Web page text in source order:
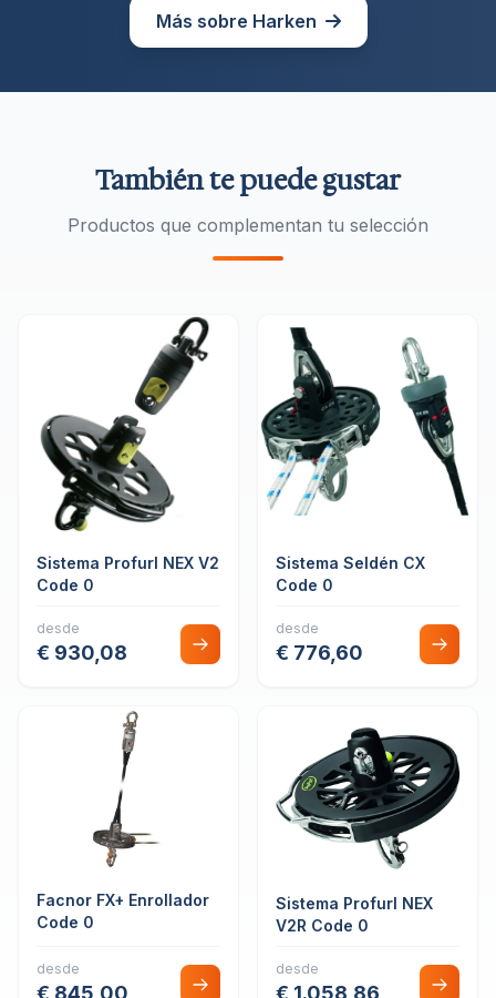
Más sobre Harken
También te puede gustar
Productos que complementan tu selección
Sistema Profurl NEX V2
Code 0
desde
€ 930,08
Sistema Seldén CX
Code 0
desde
€ 776,60
Facnor FX+ Enrollador
Code 0
desde
Sistema Profurl NEX
V2R Code 0
desde